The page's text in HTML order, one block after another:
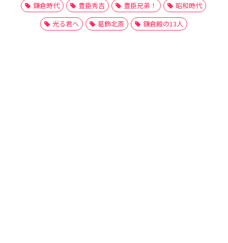
鎌倉時代
豊臣秀吉 豊臣兄弟！
昭和時代
光る君へ
葛飾北斎 鎌倉殿の13人